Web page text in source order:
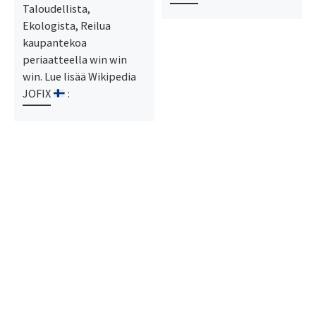
Taloudellista,
Ekologista, Reilua
kaupantekoa
periaatteella win win
win. Lue lisää Wikipedia
JOFIX
: